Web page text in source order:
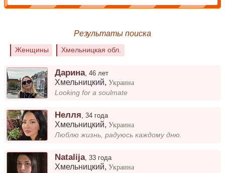
Результаты поиска
Женщины Хмельницкая обл.
Дарина,46 лет
Хмельницкий,Украина
Looking for a soulmate
Нелля ,34 года
Хмельницкий,Украина
Люблю жизнь, радуюсь каждому дню.
Natalija,33 года
Хмельницкий,Украина